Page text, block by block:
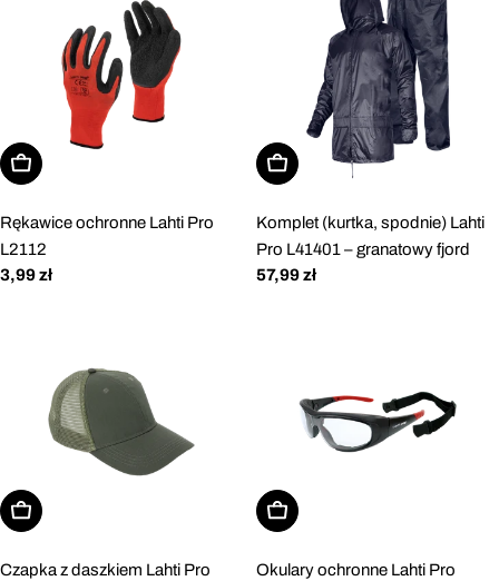
Wybierz opcje
Rękawice ochronne Lahti Pro
L2112
Cena
3,99 zł
Wybierz opcje
Komplet (kurtka, spodnie) Lahti
Pro L41401 – granatowy fjord
Cena
57,99 zł
Dodaj do koszyka
Czapka z daszkiem Lahti Pro
Dodaj do koszyka
Okulary ochronne Lahti Pro